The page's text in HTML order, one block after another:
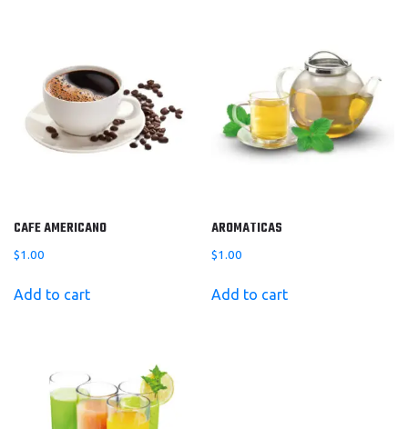
CAFE AMERICANO
$1.00
Add to cart
AROMATICAS
$1.00
Add to cart